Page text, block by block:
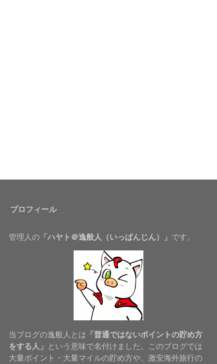
プロフィール
管理人の「ハヤト＠逸般人（いっぱんじん）」 です。
当ブログの逸般人とは 「普通ではないポイントの貯め方
をする人」
という意味で名付けました。このブログでは
大量ポイント・大量マイルの貯め方や、激安海外旅行の